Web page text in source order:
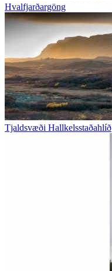
Hvalfjarðargöng
Tjaldsvæði Hallkelsstaðahlíð